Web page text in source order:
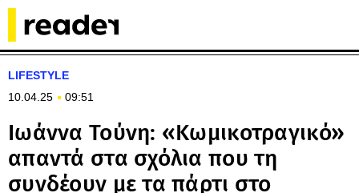
LIFESTYLE
10.04.25
09:51
Ιωάννα Τούνη: «Κωμικοτραγικό»
απαντά στα σχόλια που τη
συνδέουν με τα πάρτι στο